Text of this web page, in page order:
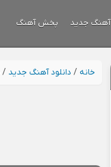
آهنگ جدید پخش آهنگ
خانه / دانلود آهنگ جدید /